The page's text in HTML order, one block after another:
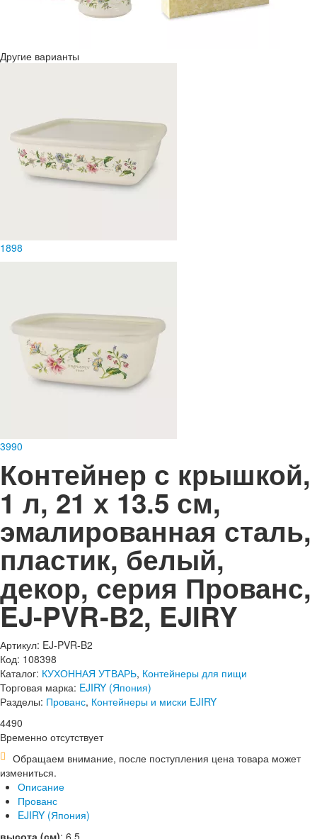
Другие варианты
1898
3990
Контейнер с крышкой,
1 л, 21 х 13.5 см,
эмалированная сталь,
пластик, белый,
декор, серия Прованс,
EJ-PVR-B2, EJIRY
Артикул: EJ-PVR-B2
Код: 108398
Каталог: КУХОННАЯ УТВАРЬ, Контейнеры для пищи
Торговая марка: EJIRY (Япония)
Разделы: Прованс, Контейнеры и миски EJIRY
4490
Временно отсутствует
Обращаем внимание, после поступления цена товара может
измениться.
Описание
Прованс
EJIRY (Япония)
высота (см): 6.5